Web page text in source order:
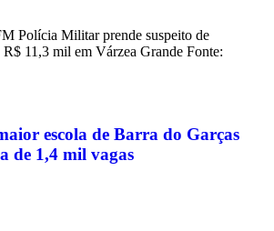
Polícia Militar prende suspeito de
R$ 11,3 mil em Várzea Grande Fonte:
escola de Barra do Garças
de 1,4 mil vagas